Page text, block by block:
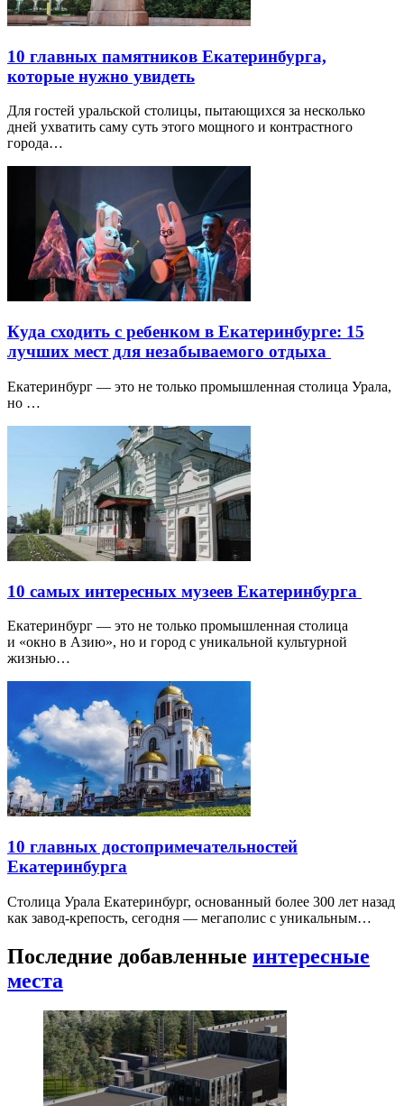
10 главных памятников Екатеринбурга,
которые нужно увидеть
Для гостей уральской столицы, пытающихся за несколько
дней ухватить саму суть этого мощного и контрастного
города…
Куда сходить с ребенком в Екатеринбурге: 15
лучших мест для незабываемого отдыха
Екатеринбург — это не только промышленная столица Урала,
но …
10 самых интересных музеев Екатеринбурга
Екатеринбург — это не только промышленная столица
и «окно в Азию», но и город с уникальной культурной
жизнью…
10 главных достопримечательностей
Екатеринбурга
Столица Урала Екатеринбург, основанный более 300 лет назад
как завод-крепость, сегодня — мегаполис с уникальным…
Последние добавленные интересные
места